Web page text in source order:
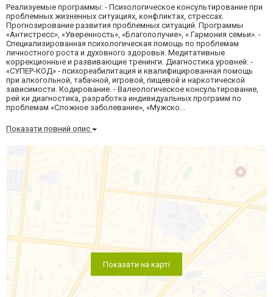
Реализуемые программы: - Психологическое консультирование при
проблемных жизненных ситуациях, конфликтах, стрессах.
Прогнозирование развития проблемных ситуаций. Программы
«Антистресс», «Уверенность», «Благополучие», « Гармония семьи». -
Специализированная психологическая помощь по проблемам
личностного роста и духовного здоровья. Медитативные
коррекционные и развивающие тренинги. Диагностика уровней. -
«СУПЕР-КОД» - психореабилитация и квалифицированная помощь
при алкогольной, табачной, игровой, пищевой и наркотической
зависимости. Кодирование. - Валеологическое консультирование,
рей ки диагностика, разработка индивидуальных программ по
проблемам «Сложное заболевание», «Мужско...
Показати повний опис
Показати на карті